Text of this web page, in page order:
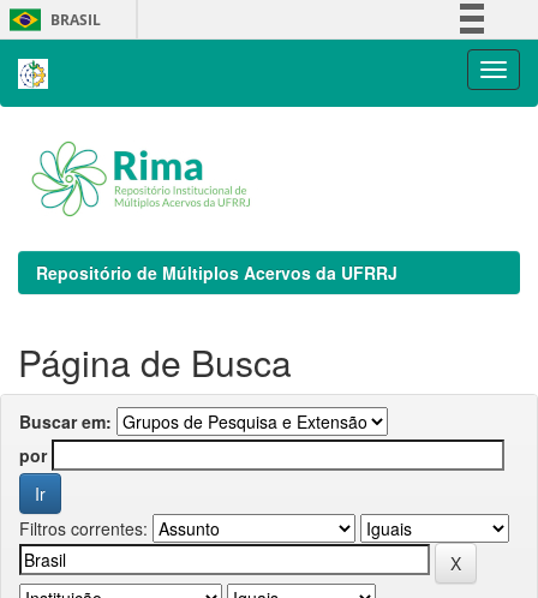
Skip
navigation
BRASIL
Repositório de Múltiplos Acervos da UFRRJ
Página de Busca
Buscar em:
por
Filtros correntes: